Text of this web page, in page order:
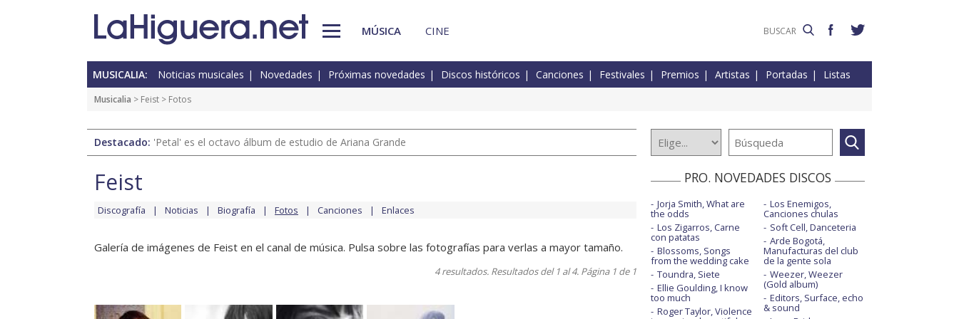
MÚSICA CINE
MUSICALIA: Noticias musicales Novedades Próximas novedades Discos históricos Canciones Festivales Premios Artistas Portadas Listas
Musicalia > Feist > Fotos
Destacado: 'Petal' es el octavo álbum de estudio de Ariana Grande
Feist
Discografía Noticias Biografía Fotos Canciones Enlaces
Galería de imágenes de Feist en el canal de música. Pulsa sobre las fotografías para verlas a mayor tamaño.
4 resultados. Resultados del 1 al 4. Página 1 de 1
PRO. NOVEDADES DISCOS
Jorja Smith, What are
the odds
Los Zigarros, Carne
con patatas
Blossoms, Songs
from the wedding cake
Toundra, Siete
Ellie Goulding, I know
too much
Roger Taylor, Violence
Los Enemigos,
Canciones chulas
Soft Cell, Danceteria
Arde Bogotá,
Manufacturas del club
de la gente sola
Weezer, Weezer
(Gold album)
Editors, Surface, echo
& sound